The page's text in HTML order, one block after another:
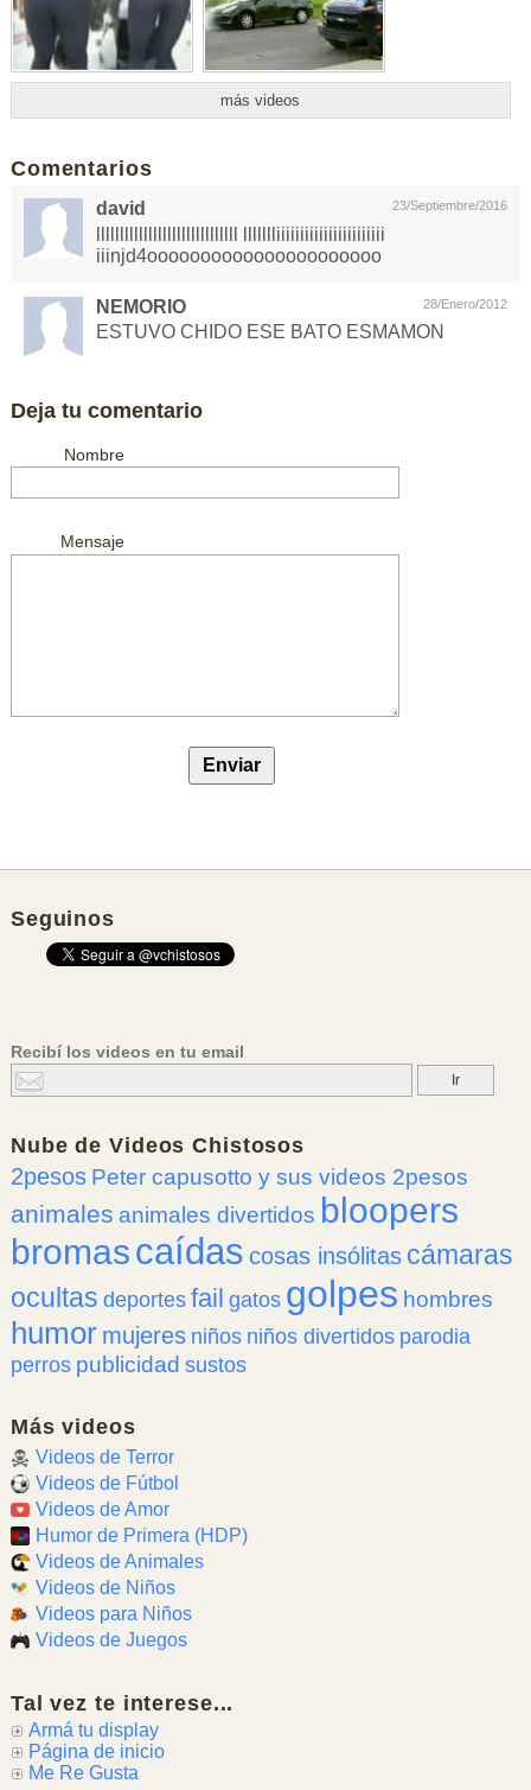
más videos
Comentarios
23/Septiembre/2016
david
llllllllllllllllllllllllllllll llllllliiiiiiiiiiiiiiiiiiiiiii
iiinjd4oooooooooooooooooooooo
28/Enero/2012
NEMORIO
ESTUVO CHIDO ESE BATO ESMAMON
Deja tu comentario
Nombre
Mensaje
Seguinos
Recibí los videos en tu email
Nube deVideos Chistosos
2pesos Peter capusotto y sus videos 2pesos
animales animales divertidos bloopers
bromascaídas cosas insólitas cámaras
ocultas deportes fail gatos golpes hombres
humor mujeres niños niños divertidos parodia
perros publicidad sustos
Más videos
Videos de Terror
Videos de Fútbol
Videos de Amor
Humor de Primera (HDP)
Videos de Animales
Videos de Niños
Videos para Niños
Videos de Juegos
Tal vez te interese...
Armá tu display
Página de inicio
Me Re Gusta